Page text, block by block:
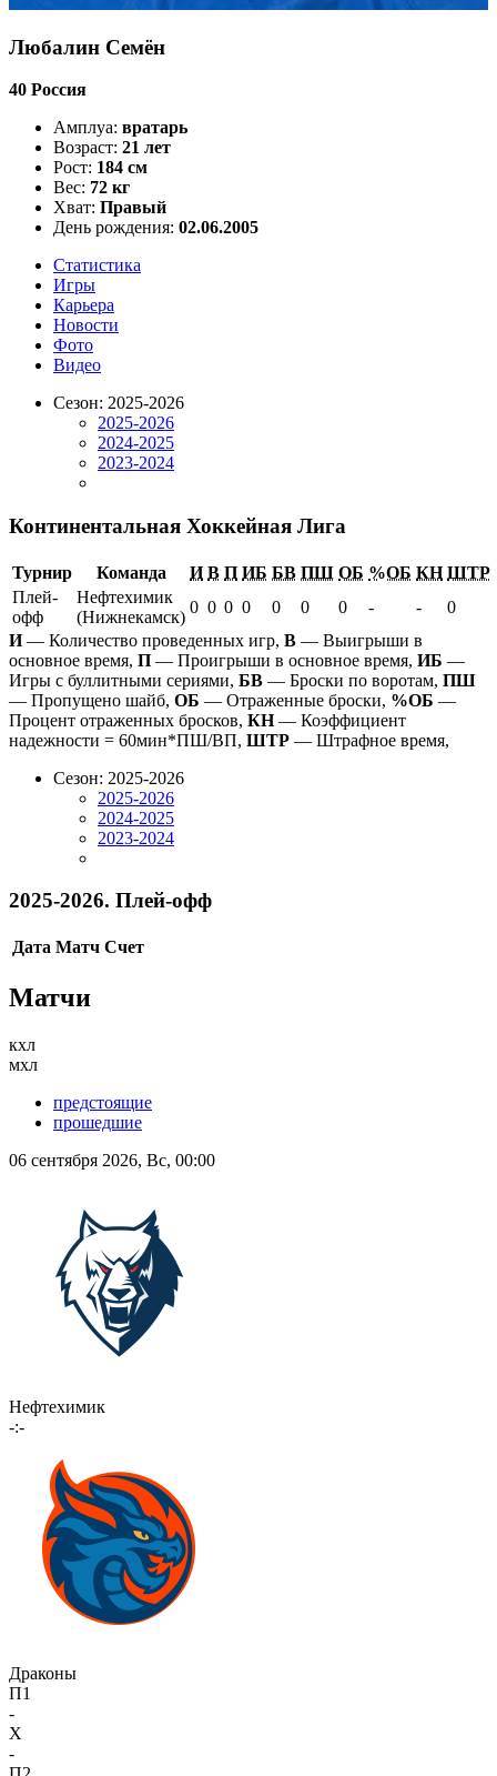
Любалин Семён
40 Россия
Амплуа: вратарь
Возраст: 21 лет
Рост: 184 см
Вес: 72 кг
Хват: Правый
День рождения: 02.06.2005
Статистика
Игры
Карьера
Новости
Фото
Видео
Сезон: 2025-2026
2025-2026
2024-2025
2023-2024
Континентальная Хоккейная Лига
Турнир Команда И В П ИБ БВ ПШ ОБ %ОБ КН ШТР
Плей-
офф
Нефтехимик
(Нижнекамск)
0 0 0 0 0 0 0 - -
0
И— Количество проведенных игр, В — Выигрыши в
основное время, П — Проигрыши в основное время, ИБ —
Игры с буллитными сериями, БВ — Броски по воротам, ПШ
— Пропущено шайб, ОБ — Отраженные броски, %ОБ —
Процент отраженных бросков, КН— Коэффициент
надежности = 60мин*ПШ/ВП, ШТР — Штрафное время,
Сезон: 2025-2026
2025-2026
2024-2025
2023-2024
2025-2026. Плей-офф
Дата Матч Счет
Матчи
кхл
мхл
предстоящие
прошедшие
06 сентября 2026, Вс, 00:00
Нефтехимик
-:-
Драконы
П1
-
X
-